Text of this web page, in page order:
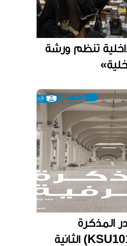
تنظم ورشة
المذكرة
المعرفية (KSU101) الثانية